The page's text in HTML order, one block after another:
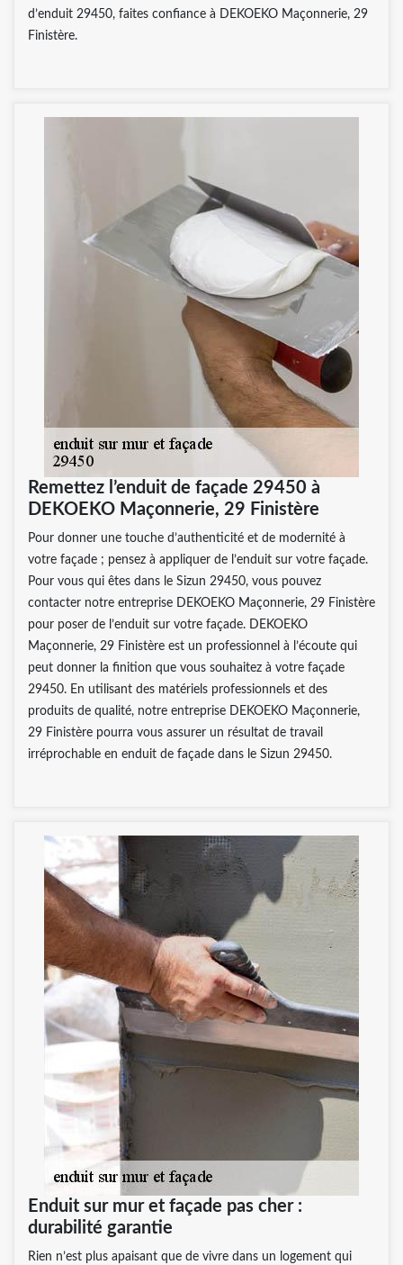
d’enduit 29450, faites confiance à DEKOEKO Maçonnerie, 29
Finistère.
Remettez l’enduit de façade 29450 à
DEKOEKO Maçonnerie, 29 Finistère
Pour donner une touche d’authenticité et de modernité à
votre façade ; pensez à appliquer de l’enduit sur votre façade.
Pour vous qui êtes dans le Sizun 29450, vous pouvez
contacter notre entreprise DEKOEKO Maçonnerie, 29 Finistère
pour poser de l’enduit sur votre façade. DEKOEKO
Maçonnerie, 29 Finistère est un professionnel à l’écoute qui
peut donner la finition que vous souhaitez à votre façade
29450. En utilisant des matériels professionnels et des
produits de qualité, notre entreprise DEKOEKO Maçonnerie,
29 Finistère pourra vous assurer un résultat de travail
irréprochable en enduit de façade dans le Sizun 29450.
Enduit sur mur et façade pas cher :
durabilité garantie
Rien n’est plus apaisant que de vivre dans un logement qui